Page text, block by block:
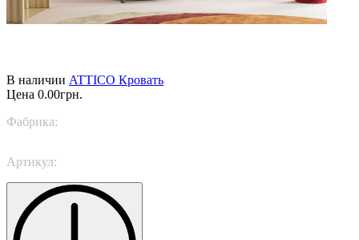
В наличии ATTICO Кровать
Цена 0.00грн.
Фабрика:
Артикул: